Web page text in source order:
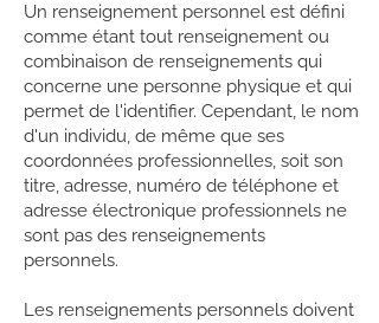
Un renseignement personnel est défini
comme étant tout renseignement ou
combinaison de renseignements qui
concerne une personne physique et qui
permet de l'identifier. Cependant, le nom
d'un individu, de même que ses
coordonnées professionnelles, soit son
titre, adresse, numéro de téléphone et
adresse électronique professionnels ne
sont pas des renseignements
personnels.
Les renseignements personnels doivent